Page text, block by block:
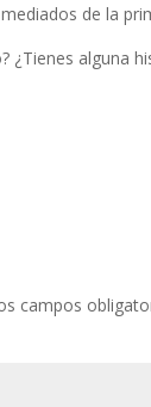
de la
¿Tienes alguna
campos